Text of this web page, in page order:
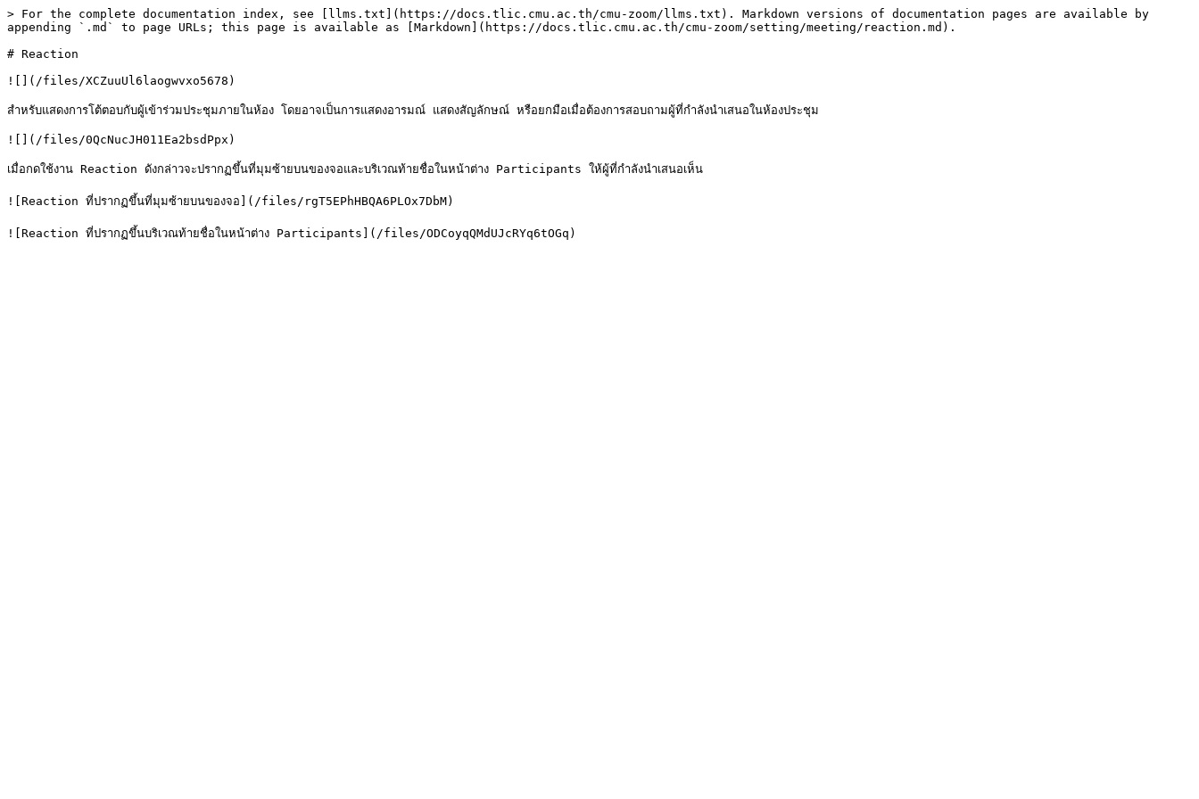
> For the complete documentation index, see [llms.txt](https://docs.tlic.cmu.ac.th/cmu-zoom/llms.txt). Markdown versions of documentation pages are available by
appending `.md` to page URLs; this page is available as [Markdown](https://docs.tlic.cmu.ac.th/cmu-zoom/setting/meeting/reaction.md).
# Reaction
![](/files/XCZuuUl6laogwvxo5678)
สำหรับแสดงการโต้ตอบกับผู้เข้าร่วมประชุมภายในห้อง โดยอาจเป็นการแสดงอารมณ์ แสดงสัญลักษณ์ หรือยกมือเมื่อต้องการสอบถามผู้ที่กำลังนำเสนอในห้องประชุม
![](/files/0QcNucJH011Ea2bsdPpx)
เมื่อกดใช้งาน Reaction ดังกล่าวจะปรากฏขึ้นที่มุมซ้ายบนของจอและบริเวณท้ายชื่อในหน้าต่าง Participants ให้ผู้ที่กำลังนำเสนอเห็น
![Reaction ที่ปรากฏขึ้นที่มุมซ้ายบนของจอ](/files/rgT5EPhHBQA6PLOx7DbM)